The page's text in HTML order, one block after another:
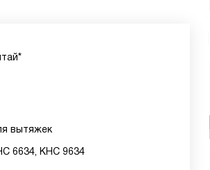
вытяжек
6634, KHC 9634